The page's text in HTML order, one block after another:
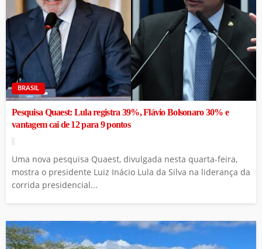
BRASIL
Pesquisa Quaest: Lula registra 39%, Flávio Bolsonaro 30% e
vantagem cai de 12 para 9 pontos
Uma nova pesquisa Quaest, divulgada nesta quarta-feira,
mostra o presidente Luiz Inácio Lula da Silva na liderança da
corrida presidencial...